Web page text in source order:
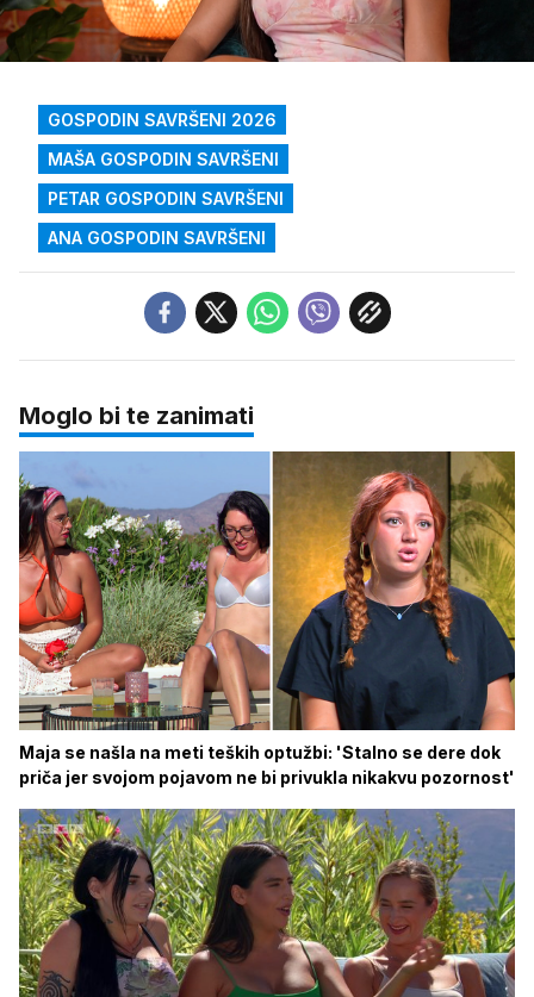
Upali
zvuk
/
Loaded:
14.31%
GOSPODIN SAVRŠENI 2026
MAŠA GOSPODIN SAVRŠENI
PETAR GOSPODIN SAVRŠENI
ANA GOSPODIN SAVRŠENI
Moglo bi te zanimati
Maja se našla na meti teških optužbi: 'Stalno se dere dok
priča jer svojom pojavom ne bi privukla nikakvu pozornost'